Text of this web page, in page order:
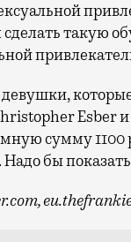
такую
Esber и
сумму
бы